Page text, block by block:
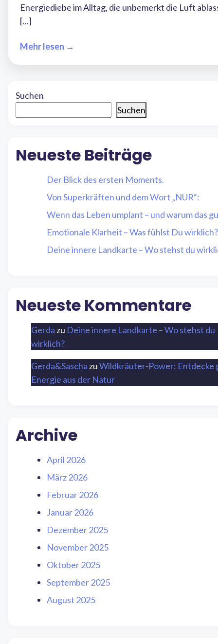
Energiediebe im Alltag, die unbemerkt die Luft
[…]
Mehr lesen →
Suchen
Suchen
Neueste Beiträge
Der Blick des ersten Moments.
Von Superkräften und dem Wort „NUR“:
Wenn das Leben umplant – und warum das
Emotionale Klarheit – Was fühlst Du wirklich?
Deine innere Landkarte – Wo stehst du
Neueste Kommentare
Gerda zu Deine innere Landkarte – Wo stehst du
wirklich?
Gerda&Sascha zuWildkräuter-Power: Entdecke
Energie aus der Natur
Archive
April 2026
März 2026
Februar 2026
Januar 2026
Dezember 2025
November 2025
Oktober 2025
September 2025
August 2025